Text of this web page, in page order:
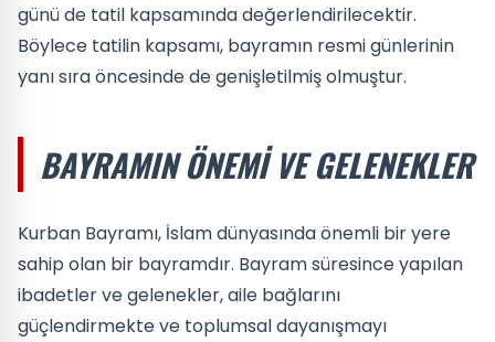
günü de tatil kapsamında değerlendirilecektir.
Böylece tatilin kapsamı, bayramın resmi günlerinin
yanı sıra öncesinde de genişletilmiş olmuştur.
BAYRAMIN ÖNEMI VE GELENEKLER
Kurban Bayramı, İslam dünyasında önemli bir yere
sahip olan bir bayramdır. Bayram süresince yapılan
ibadetler ve gelenekler, aile bağlarını
güçlendirmekte ve toplumsal dayanışmayı